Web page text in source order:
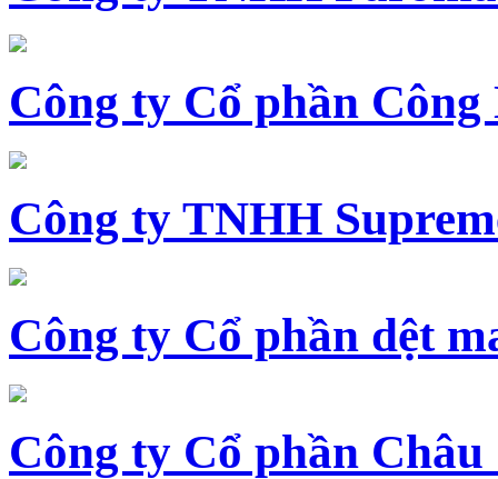
Công ty Cổ phần Công
Công ty TNHH
Công ty Cổ phần dệt
Công ty Cổ phần Châu